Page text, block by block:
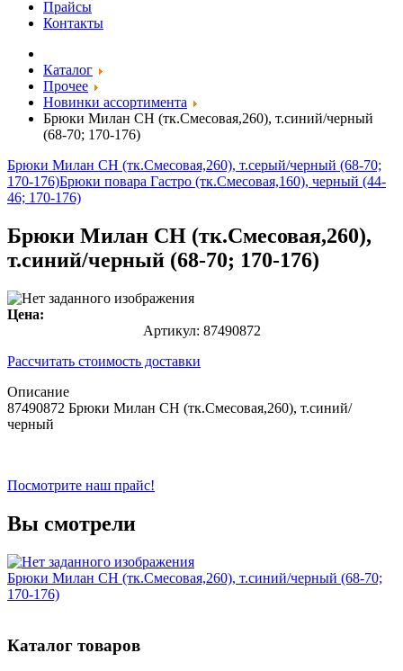
Прайсы
Контакты
Каталог
Прочее
Новинки ассортимента
Брюки Милан CH (тк.Смесовая,260), т.синий/черный
(68-70; 170-176)
Брюки Милан CH (тк.Смесовая,260), т.серый/черный (68-70;
170-176)Брюки повара Гастро (тк.Смесовая,160), черный (44-
46; 170-176)
Брюки Милан CH (тк.Смесовая,260),
т.синий/черный (68-70; 170-176)
Цена:
Артикул: 87490872
Рассчитать стоимость доставки
Описание
87490872 Брюки Милан CH (тк.Смесовая,260), т.синий/
черный
Посмотрите наш прайс!
Вы смотрели
Брюки Милан CH (тк.Смесовая,260), т.синий/черный (68-70;
170-176)
Каталог товаров